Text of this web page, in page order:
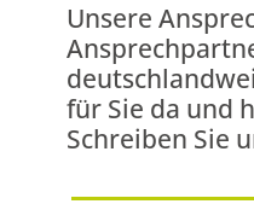
Unsere
für Sie da und
Schreiben Sie